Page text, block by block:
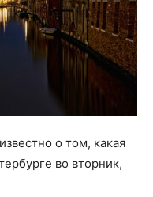
о том, какая
во вторник,